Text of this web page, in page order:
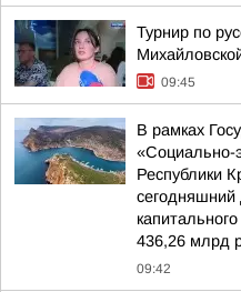
Турнир по
09:45
В рамках
«Социально-
Республики
сегодняшний
436,26 млрд
09:42